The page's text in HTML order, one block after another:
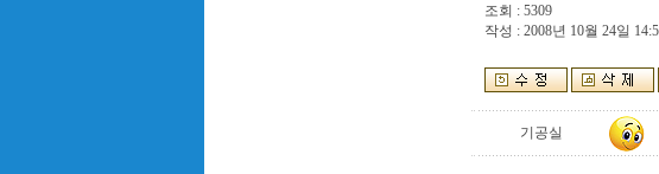
조회 : 5309
작성 : 2008년 10월 24일
기공실